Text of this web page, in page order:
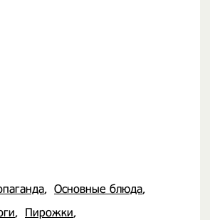
Основные блюда
Пирожки